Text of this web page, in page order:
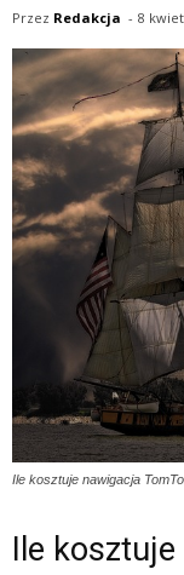
Przez Redakcja - 8
Ile kosztuje nawigacja
Ile